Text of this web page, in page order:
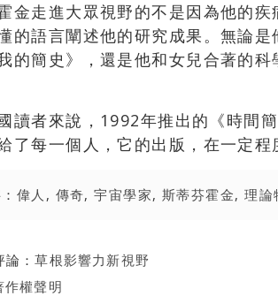
金走進大眾視野的不是因為他的
的語言闡述他的研究成果。無論
的簡史》，還是他和女兒合著的
讀者來說，1992年推出的《時間
了每一個人，它的出版，在一定程
偉人 , 傳奇,宇宙學家, 斯蒂芬霍金,理論
論：草根影響力新視野
作權聲明